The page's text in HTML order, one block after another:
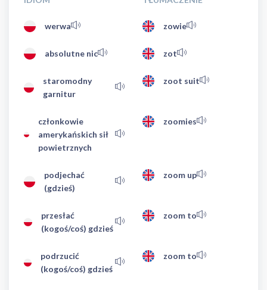
werwa zowie
absolutne nic zot
staromodny
garnitur
zoot suit
członkowie
amerykańskich sił
powietrznych
zoomies
podjechać
(gdzieś)
zoom up
przesłać
(kogoś/coś) gdzieś
zoom to
podrzucić
(kogoś/coś) gdzieś
zoom to